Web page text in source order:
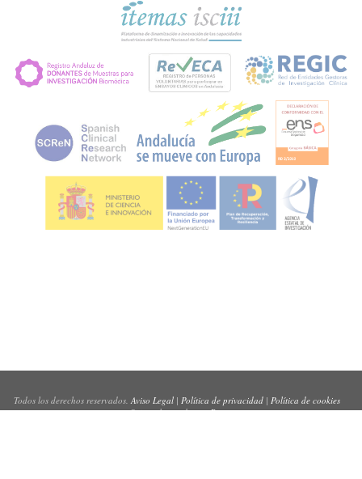
Todos los derechos reservados.Aviso Legal| Política de privacidad| Política de cookies
Sitio web creado porPynso